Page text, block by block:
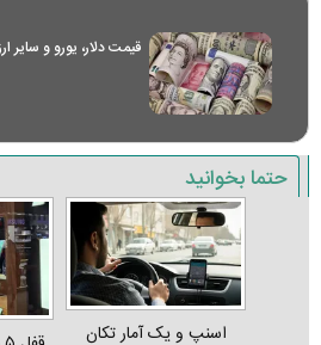
قیمت دلار، یورو و سایر
حتما بخوانید
اسنپ و یک آمار تکان‌